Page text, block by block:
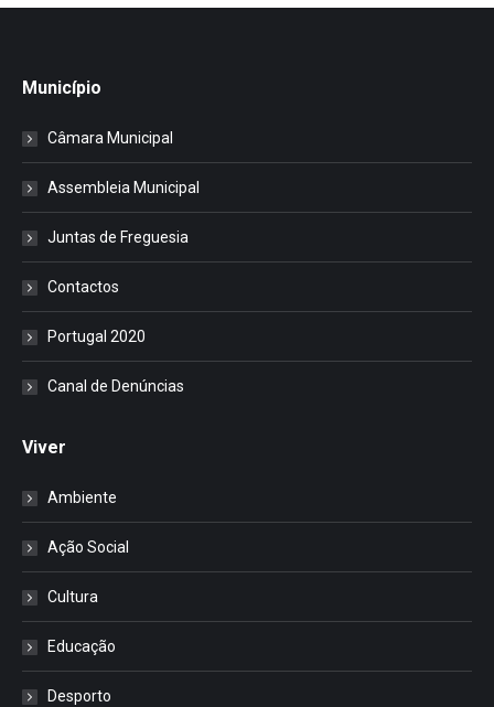
Município
Câmara Municipal
Assembleia Municipal
Juntas de Freguesia
Contactos
Portugal 2020
Canal de Denúncias
Viver
Ambiente
Ação Social
Cultura
Educação
Desporto